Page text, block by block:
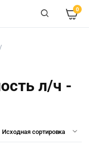
0
л/ч -